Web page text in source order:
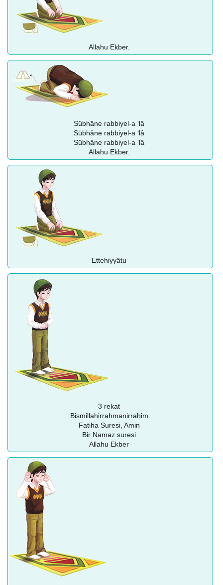
Allahu Ekber.
Sübhâne rabbiyel-a ‘lâ
Sübhâne rabbiyel-a ‘lâ
Sübhâne rabbiyel-a ‘lâ
Allahu Ekber.
Ettehiyyâtu
3 rekat
Bismillahirrahmanirrahim
Fatiha Suresi, Amin
Bir Namaz suresi
Allahu Ekber